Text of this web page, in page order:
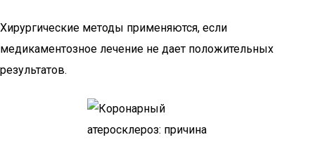
Хирургические методы применяются, если
медикаментозное лечение не дает положительных
результатов.